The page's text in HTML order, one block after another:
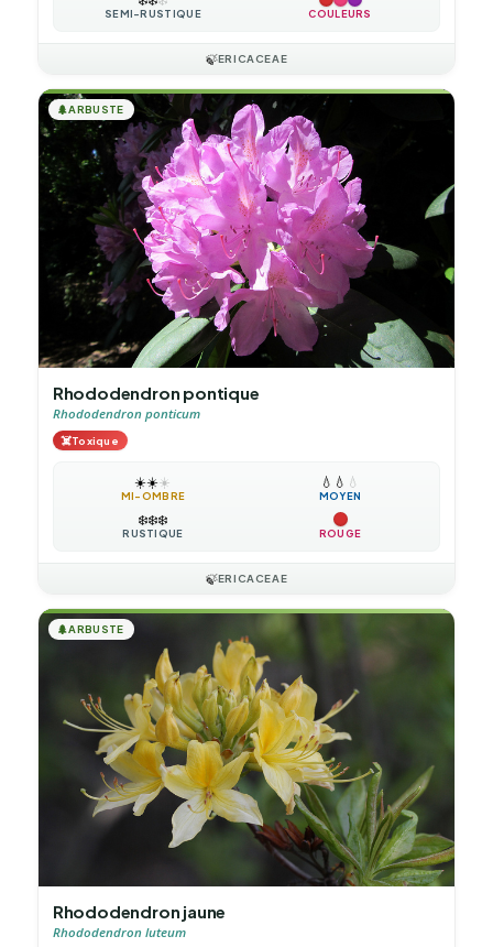
SEMI-RUSTIQUE COULEURS
🍃ERICACEAE
🌲ARBUSTE
Rhododendron pontique
Rhododendron ponticum
☠️Toxique
☀️☀️☀️
MI-OMBRE
💧 💧 💧
MOYEN
❄️❄️❄️
RUSTIQUE ROUGE
🍃ERICACEAE
🌲ARBUSTE
Rhododendron jaune
Rhododendron luteum